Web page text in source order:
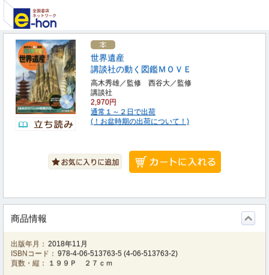
世界遺産
講談社の動く図鑑ＭＯＶＥ
高木秀雄／監修 西谷大／監修
講談社
2,970円
通常１～２日で出荷
(！お盆時期の出荷について！)
商品情報
出版年月： 2018年11月
ISBNコード： 978-4-06-513763-5 (4-06-513763-2)
頁数・縦：
１９９Ｐ ２７ｃｍ